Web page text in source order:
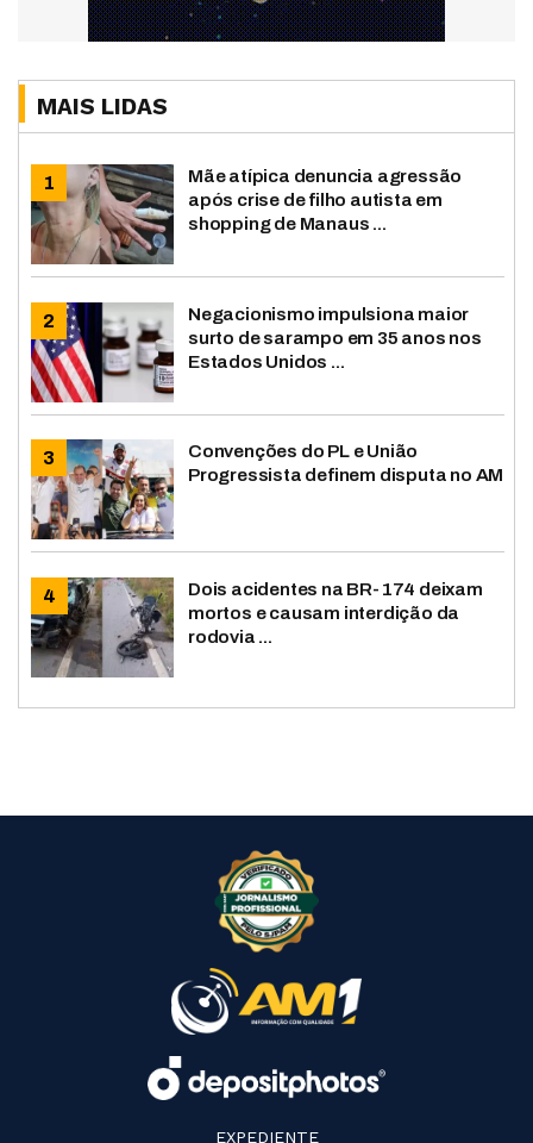
MAIS LIDAS
Mãe atípica denuncia agressão
após crise de filho autista em
shopping de Manaus ...
Negacionismo impulsiona maior
surto de sarampo em 35 anos nos
Estados Unidos ...
Convenções do PL e União
Progressista definem disputa no AM
Dois acidentes na BR-174 deixam
mortos e causam interdição da
rodovia ...
EXPEDIENTE